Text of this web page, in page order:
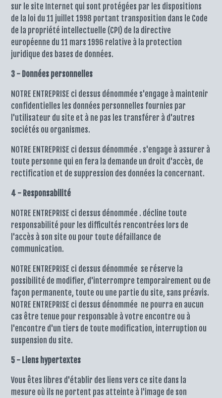
sur le site Internet qui sont protégées par les dispositions
de la loi du 11 juillet 1998 portant transposition dans le Code
de la propriété intellectuelle (CPI) de la directive
européenne du 11 mars 1996 relative à la protection
juridique des bases de données.
3 - Données personnelles
NOTRE ENTREPRISE ci dessus dénommée s'engage à maintenir
confidentielles les données personnelles fournies par
l'utilisateur du site et à ne pas les transférer à d'autres
sociétés ou organismes.
NOTRE ENTREPRISE ci dessus dénommée . s'engage à assurer à
toute personne qui en fera la demande un droit d'accès, de
rectification et de suppression des données la concernant.
4 - Responsabilité
NOTRE ENTREPRISE ci dessus dénommée . décline toute
responsabilité pour les difficultés rencontrées lors de
l'accès à son site ou pour toute défaillance de
communication.
NOTRE ENTREPRISE ci dessus dénommée se réserve la
possibilité de modifier, d'interrompre temporairement ou de
façon permanente, toute ou une partie du site, sans préavis.
NOTRE ENTREPRISE ci dessus dénommée ne pourra en aucun
cas être tenue pour responsable à votre encontre ou à
l'encontre d'un tiers de toute modification, interruption ou
suspension du site.
5 - Liens hypertextes
Vous êtes libres d'établir des liens vers ce site dans la
mesure où ils ne portent pas atteinte à l'image de son